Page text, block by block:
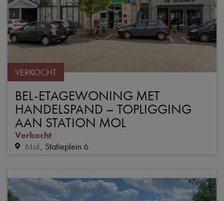
VERKOCHT
BEL-ETAGEWONING MET
HANDELSPAND – TOPLIGGING
AAN STATION MOL
Verkocht
Mol Statieplein 6